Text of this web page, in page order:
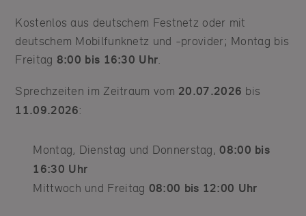
Kostenlos aus deutschem Festnetz oder mit
deutschem Mobilfunknetz und -provider; Montag bis
Freitag 8:00 bis 16:30 Uhr.
Sprechzeiten im Zeitraum vom 20.07.2026 bis
11.09.2026:
Montag, Dienstag und Donnerstag,08:00 bis
16:30 Uhr
Mittwoch und Freitag 08:00 bis 12:00 Uhr